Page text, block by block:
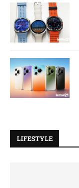
LIFESTYLE